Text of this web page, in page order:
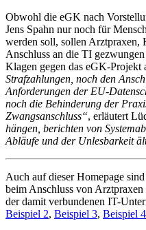
Obwohl die eGK nach
Jens Spahn nur noch für
werden soll, sollen
Anschluss an die TI
Klagen gegen das eGK-Projekt
Strafzahlungen, noch den
Anforderungen der EU-
noch die Behinderung der
Zwangsanschluss“, erläutert
hängen, berichten von
Abläufe und der Unlesbarkeit
Auch auf dieser Homepage
beim Anschluss von
der damit verbundenen IT-
Beispiel 2, Beispiel 3, Beispiel 4